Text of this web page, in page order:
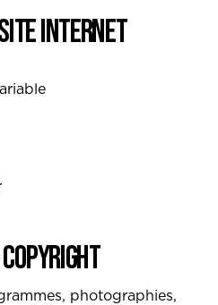
site internet
photographies,